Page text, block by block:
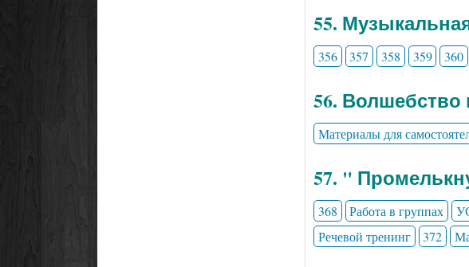
55.
356 357 358 359 360
56. Волшебство
Материалы для
57. "
368 Работа в группах
Речевой тренинг
372